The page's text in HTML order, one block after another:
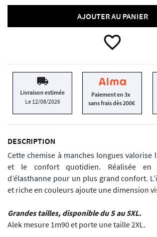
AJOUTER AU PANIER
favorite_border
local_shipping
Livraison estimée
Le 12/08/2026
Paiement en 3x
sans frais dès 200€
DESCRIPTION
Cette chemise à manches longues valorise
et le confort quotidien. Réalisée en
d’élasthanne pour un plus grand confort.
et riche en couleurs ajoute une dimension
Grandes tailles, disponible du S au 5XL.
Alek mesure 1m90 et porte une taille 2XL.